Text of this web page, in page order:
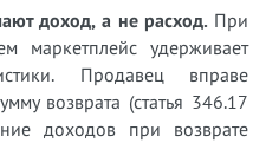
доход, а не расход. При
маркетплейс удерживает
Продавец вправе
возврата (статья 346.17
доходов при возврате